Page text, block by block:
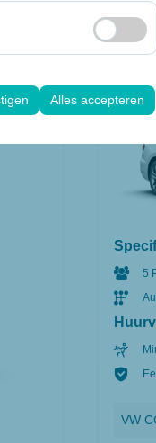
interesses en de
Alles accepteren
VW
5
VW